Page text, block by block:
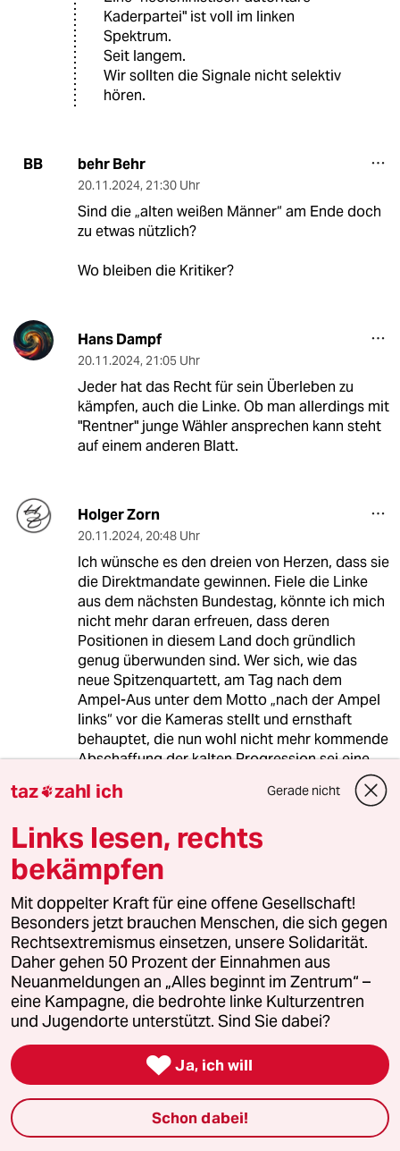
Kaderpartei" ist voll im linken
Spektrum.
Seit langem.
Wir sollten die Signale nicht selektiv
hören.
BB behr Behr
20.11.2024, 21:30 Uhr
Sind die „alten weißen Männer“ am Ende doch
zu etwas nützlich?
Wo bleiben die Kritiker?
Hans Dampf
20.11.2024, 21:05 Uhr
Jeder hat das Recht für sein Überleben zu
kämpfen, auch die Linke. Ob man allerdings mit
"Rentner" junge Wähler ansprechen kann steht
auf einem anderen Blatt.
Holger Zorn
20.11.2024, 20:48 Uhr
Ich wünsche es den dreien von Herzen, dass sie
die Direktmandate gewinnen. Fiele die Linke
aus dem nächsten Bundestag, könnte ich mich
nicht mehr daran erfreuen, dass deren
Positionen in diesem Land doch gründlich
genug überwunden sind. Wer sich, wie das
neue Spitzenquartett, am Tag nach dem
Ampel-Aus unter dem Motto „nach der Ampel
links“ vor die Kameras stellt und ernsthaft
behauptet, die nun wohl nicht mehr kommende
Abschaffung der kalten Progression sei eine
Steuererleichterung für Reiche, der hat von
abhängiger Beschäftigung zu normalen
Angestelltengehältern offenkundig keine
Ahnung.
Encantado
20.11.2024,20:45 Uhr
Die alten weißen Männer als Retter der Linken.
Ich muss mir etwas das Lachen verkneifen.
I Ice-T
20.11.2024,20:29 Uhr
Sechs Fäuste für mehr Soziale Gerechtigkeit
taz zahl ich Gerade nicht
Links lesen, rechts
bekämpfen
Mit doppelter Kraft für eine offene Gesellschaft!
Besonders jetzt brauchen Menschen, die sich gegen
Rechtsextremismus einsetzen, unsere Solidarität.
Daher gehen 50 Prozent der Einnahmen aus
Neuanmeldungen an „Alles beginnt im Zentrum“ –
eine Kampagne, die bedrohte linke Kulturzentren
und Jugendorte unterstützt. Sind Sie dabei?
 Ja, ich will
Schon dabei!